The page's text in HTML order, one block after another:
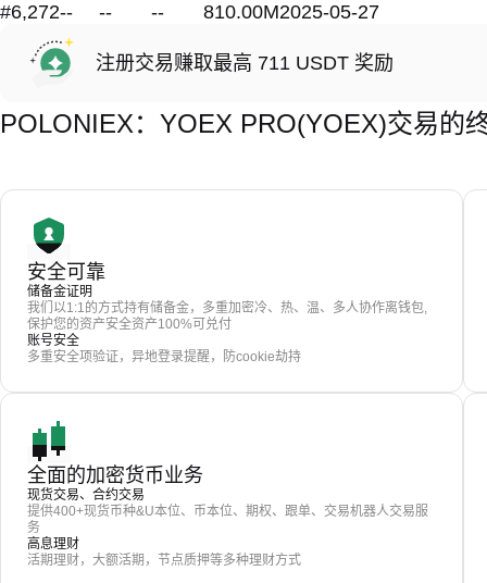
#6,272-- -- -- 810.00M2025-05-27
注册交易赚取最高 711 USDT 奖励
POLONIEX：YOEX PRO(YOEX)交易的
安全可靠
储备金证明
我们以1:1的方式持有储备金，多重加密冷、热、温、多人协作离钱包,
保护您的资产安全资产100%可兑付
账号安全
多重安全项验证，异地登录提醒，防cookie劫持
全面的加密货币业务
现货交易、合约交易
提供400+现货币种&U本位、币本位、期权、跟单、交易机器人交易服
务
高息理财
活期理财，大额活期，节点质押等多种理财方式